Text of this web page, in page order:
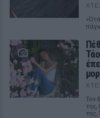
Τον
της,
της,